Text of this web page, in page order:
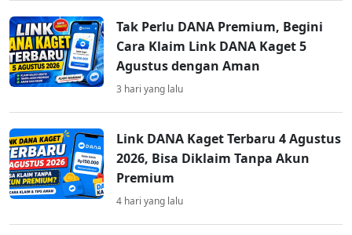
Tak Perlu DANA Premium, Begini
Cara Klaim Link DANA Kaget 5
Agustus dengan Aman
3 hari yang lalu
Link DANA Kaget Terbaru 4 Agustus
2026, Bisa Diklaim Tanpa Akun
Premium
4 hari yang lalu